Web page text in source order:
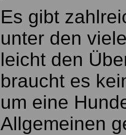
Es gibt
unter den
leicht den
braucht es
um eine
Allgemeinen